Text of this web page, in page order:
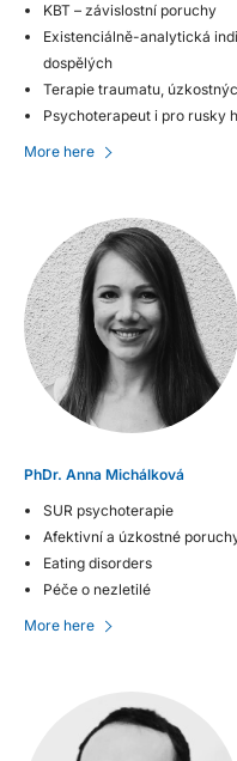
KBT – závislostní poruchy
Existenciálně-analytická
dospělých
Terapie traumatu,
Psychoterapeut i pro rusky
More here
PhDr. Anna Michálková
SUR psychoterapie
Afektivní a úzkostné
Eating disorders
Péče o nezletilé
More here